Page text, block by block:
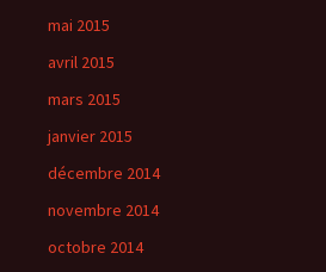
mai 2015
avril 2015
mars 2015
janvier 2015
décembre 2014
novembre 2014
octobre 2014